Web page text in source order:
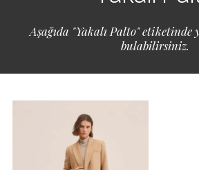
Aşağıda "Yakalı Palto"
bulabilirsiniz.